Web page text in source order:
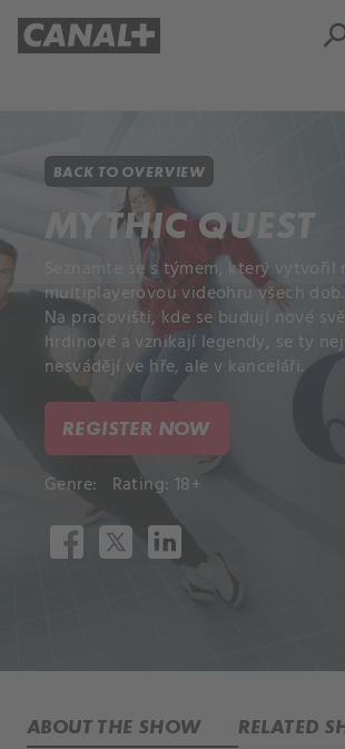
BACK TO OVERVIEW
MYTHIC QUEST
Seznamte se s týmem, který
multiplayerovou videohru všech dob.
Na pracovišti, kde se budují nové
hrdinové a vznikají legendy, se ty
nesvádějí ve hře, ale v kanceláři.
REGISTER NOW
Genre: Rating: 18+
ABOUT THE SHOW RELATED